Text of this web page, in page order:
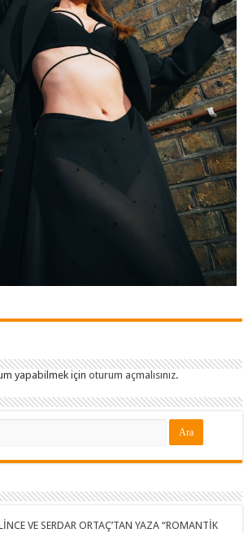
yapabilmek içinoturum açmalısınız.
VE SERDAR ORTAÇ’TAN YAZA “ROMANTİK